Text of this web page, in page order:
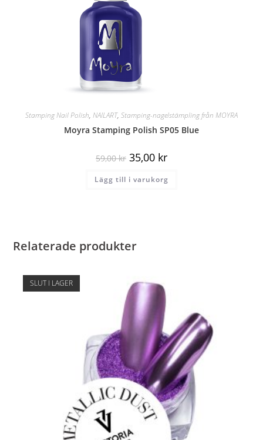
Stamping Nail Polish, NAILART, Stamping-nagelstämpling från MOYRA
Moyra Stamping Polish SP05 Blue
59,00kr 35,00 kr
Lägg till i varukorg
Relaterade produkter
SLUT I LAGER